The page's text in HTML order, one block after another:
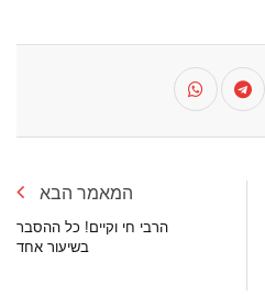
המאמר הבא
הרבי חי וקיים! כל ההסבר
בשיעור אחד